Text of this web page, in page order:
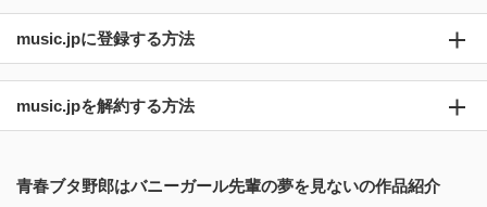
music.jpに登録する方法
music.jpを解約する方法
青春ブタ野郎はバニーガール先輩の夢を見ないの作品紹介